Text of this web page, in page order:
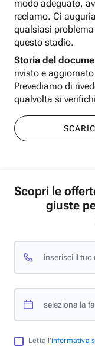
modo adeguato,
reclamo. Ci
qualsiasi
questo stadio.
Storia del
rivisto e
Prevediamo di
qualvolta si
Scopri le
giuste
inserisci il tuo
seleziona la
Letta l'informativa